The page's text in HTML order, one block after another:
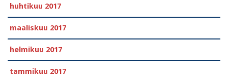
huhtikuu 2017
maaliskuu 2017
helmikuu 2017
tammikuu 2017